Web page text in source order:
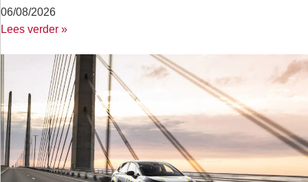
06/08/2026
Lees verder »